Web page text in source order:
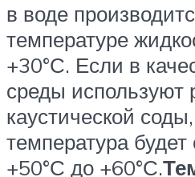
в воде
температуре
+30°С. Если в
среды используют
каустической
температура будет
+50°С до +60°С.